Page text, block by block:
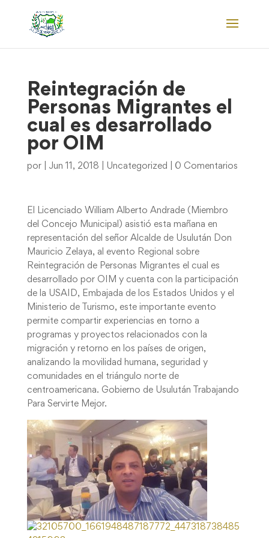
Reintegración de
Personas Migrantes el
cual es desarrollado
por OIM
por Jun 11, 2018 Uncategorized 0 Comentarios
El Licenciado William Alberto Andrade (Miembro
del Concejo Municipal) asistió esta mañana en
representación del señor Alcalde de Usulután Don
Mauricio Zelaya, al evento Regional sobre
Reintegración de Personas Migrantes el cual es
desarrollado por OIM y cuenta con la participación
de la USAID, Embajada de los Estados Unidos y el
Ministerio de Turismo, este importante evento
permite compartir experiencias en torno a
programas y proyectos relacionados con la
migración y retorno en los países de origen,
analizando la movilidad humana, seguridad y
comunidades en el triángulo norte de
centroamericana. Gobierno de Usulután Trabajando
Para Servirte Mejor.